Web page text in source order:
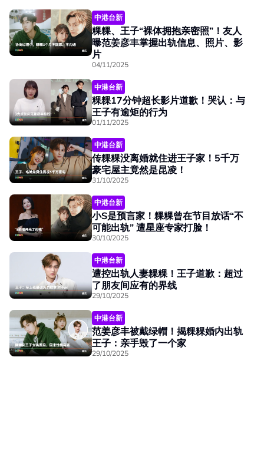
中港台新
粿粿、王子“裸体拥抱亲密照”！友人
曝范姜彦丰掌握出轨信息、照片、影
片
04/11/2025
中港台新
粿粿17分钟超长影片道歉！哭认：与
王子有逾矩的行为
01/11/2025
中港台新
传粿粿没离婚就住进王子家！5千万
豪宅屋主竟然是昆凌！
31/10/2025
中港台新
小S是预言家！粿粿曾在节目放话“不
可能出轨” 遭星座专家打脸！
30/10/2025
中港台新
遭控出轨人妻粿粿！王子道歉：超过
了朋友间应有的界线
29/10/2025
中港台新
范姜彦丰被戴绿帽！揭粿粿婚内出轨
王子：亲手毁了一个家
29/10/2025